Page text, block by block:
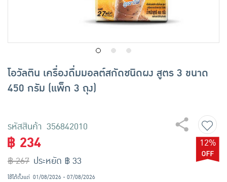
โอวัลติน เครื่องดื่มมอลต์สกัดชนิดผง สูตร 3 ขนาด
450 กรัม (แพ็ก 3 ถุง)
รหัสสินค้า 356842010
฿ 234
฿ 267
12%
ประหยัด ฿ 33
ใช้ได้ตั้งแต่ 01/08/2026 - 07/08/2026